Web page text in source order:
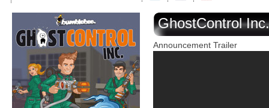
GhostControl Inc.
Announcement Trailer